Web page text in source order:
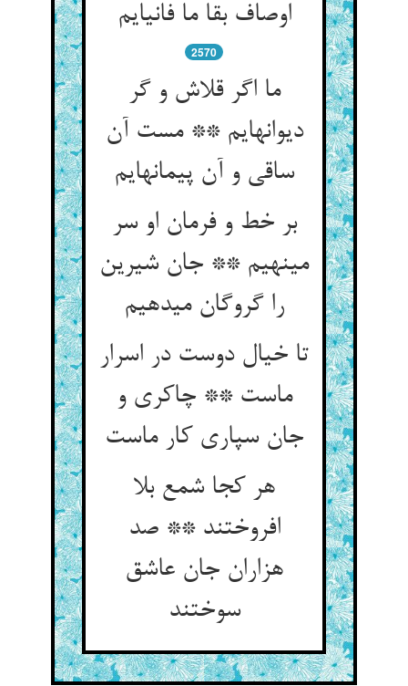
اوصاف بقا ما فانی‏ایم‏
2570
ما اگر قلاش و گر
دیوانه‏ایم ** مست آن
ساقی و آن پیمانه‏ایم‏
بر خط و فرمان او سر
می‏نهیم ** جان شیرین
را گروگان می‏دهیم‏
تا خیال دوست در اسرار
ماست ** چاکری و
جان سپاری کار ماست‏
هر کجا شمع بلا
افروختند ** صد
هزاران جان عاشق
سوختند